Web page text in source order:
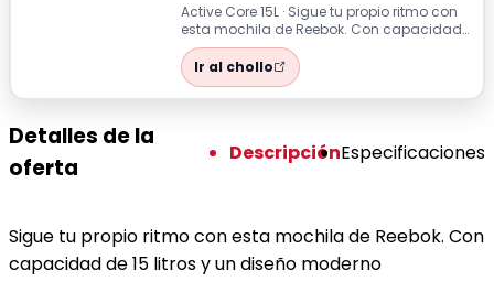
Active Core 15L · Sigue tu propio ritmo con
esta mochila de Reebok. Con capacidad
de 15 litros y un diseño moderno
Ir al chollo
Detalles de la
oferta
DescripciónEspecificaciones
Sigue tu propio ritmo con esta mochila de Reebok. Con
capacidad de 15 litros y un diseño moderno